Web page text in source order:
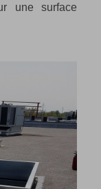
une surface